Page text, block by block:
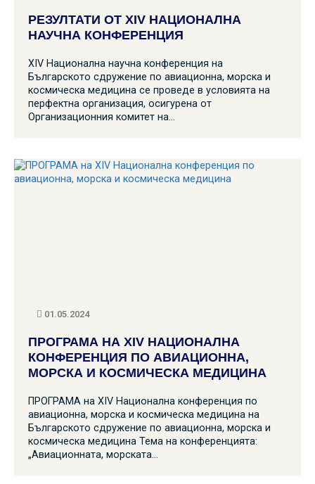
РЕЗУЛТАТИ ОТ XIV НАЦИОНАЛНА
НАУЧНА КОНФЕРЕНЦИЯ
XIV Национална научна конференция на
Българското сдружение по авиационна, морска и
космическа медицина се проведе в условията на
перфектна организация, осигурена от
Организационния комитет на…
01.05.2024
ПРОГРАМА НА XIV НАЦИОНАЛНА
КОНФЕРЕНЦИЯ ПО АВИАЦИОННА,
МОРСКА И КОСМИЧЕСКА МЕДИЦИНА
ПРОГРАМА на XIV Национална конференция по
авиационна, морска и космическа медицина на
Българското сдружение по авиационна, морска и
космическа медицина Тема на конференцията:
„Авиационната, морската…